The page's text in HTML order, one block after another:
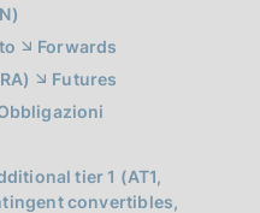
Forwards
Futures
tier 1 (AT1,
convertibles,